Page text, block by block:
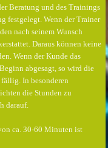
Beratung und des Trainings
festgelegt. Wenn der Trainer
nach seinem Wunsch
Daraus können keine
Wenn der Kunde das
abgesagt, so wird die
In besonderen
die Stunden zu
darauf.
ca. 30-60 Minuten ist